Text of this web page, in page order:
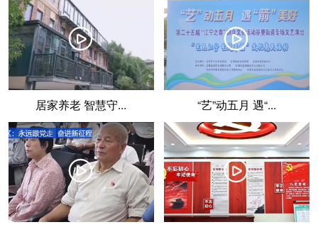
󰀛
居家养老 智慧守...
󰀛
“艺”动五月 遇“...
󰀛 󰀛